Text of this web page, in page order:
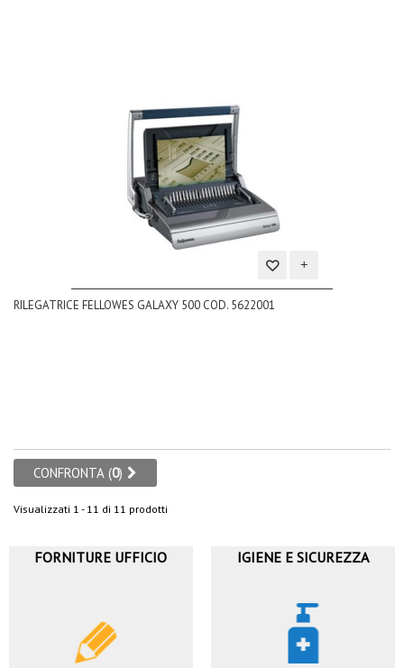
Aggiungi
alla
RILEGATRICE FELLOWES GALAXY 500 COD. 5622001
CONFRONTA (0)
Visualizzati 1 - 11 di 11 prodotti
FORNITURE UFFICIO IGIENE E SICUREZZA